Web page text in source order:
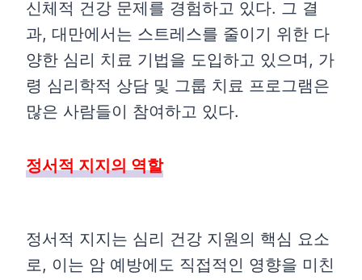
신체적 건강 문제를 경험하고 있다. 그 결
과, 대만에서는 스트레스를 줄이기 위한 다
양한 심리 치료 기법을 도입하고 있으며, 가
령 심리학적 상담 및 그룹 치료 프로그램은
많은 사람들이 참여하고 있다.
정서적 지지의 역할
정서적 지지는 심리 건강 지원의 핵심 요소
로, 이는 암 예방에도 직접적인 영향을 미친